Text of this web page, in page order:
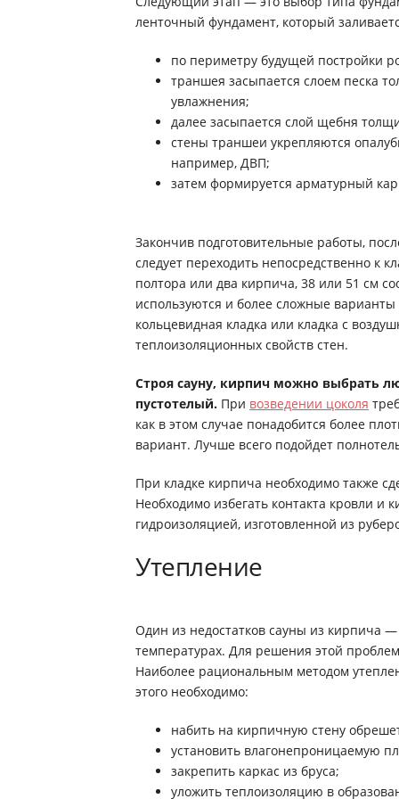
ленточный фундамент, который
по периметру будущей постройки
траншея засыпается слоем песка
увлажнения;
далее засыпается слой щебня
стены траншеи укрепляются
например, ДВП;
затем формируется арматурный
Закончив подготовительные работы,
следует переходить непосредственно к
полтора или два кирпича, 38 или 51 см
используются и более сложные
кольцевидная кладка или кладка с
теплоизоляционных свойств стен.
Строя сауну, кирпич можно выбрать
пустотелый. При возведении цоколя
как в этом случае понадобится более
вариант. Лучше всего подойдет
При кладке кирпича необходимо также
Необходимо избегать контакта кровли и
гидроизоляцией, изготовленной из
Утепление
Один из недостатков сауны из кирпича
температурах. Для решения этой
Наиболее рациональным методом
этого необходимо:
набить на кирпичную стену
установить влагонепроницаемую
закрепить каркас из бруса;
уложить теплоизоляцию в